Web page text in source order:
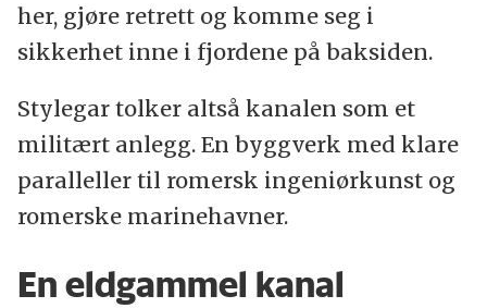
her, gjøre retrett og komme seg i
sikkerhet inne i fjordene på baksiden.
Stylegar tolker altså kanalen som et
militært anlegg. En byggverk med klare
paralleller til romersk ingeniørkunst og
romerske marinehavner.
En eldgammel kanal